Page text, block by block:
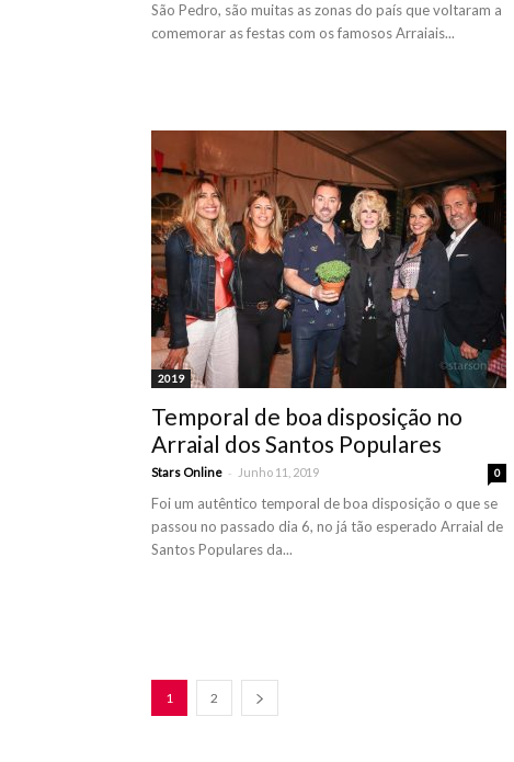
São Pedro, são muitas as zonas do país que voltaram a
comemorar as festas com os famosos Arraiais...
2019
Temporal de boa disposição no
Arraial dos Santos Populares
Stars Online - Junho 11, 2019 0
Foi um autêntico temporal de boa disposição o que se
passou no passado dia 6, no já tão esperado Arraial de
Santos Populares da...
1 2